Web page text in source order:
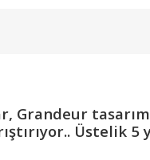
Dizayn
Oventrop
Termostatik
Grandeur
Üstelik 5